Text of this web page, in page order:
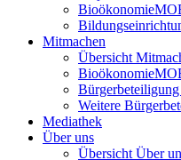
Mitmachen
Übersicht
Weitere
Mediathek
Über uns
Übersicht Über